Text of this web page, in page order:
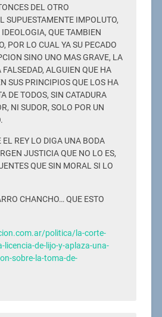
DEL OTRO
SUPUESTAMENTE IMPOLUTO,
QUE TAMBIEN
POR LO CUAL YA SU PECADO
SINO UNO MAS GRAVE, LA
ALGUIEN QUE HA
SUS PRINCIPIOS QUE LOS HA
DE TODOS, SIN CATADURA
NI SUDOR, SOLO POR UN
EL REY LO DIGA UNA BODA
JUSTICIA QUE NO LO ES,
QUE SIN MORAL SI LO
CHANCHO… QUE ESTO
politica/la-corte-
licencia-de-lijo-y-aplaza-una-
sobre-la-toma-de-